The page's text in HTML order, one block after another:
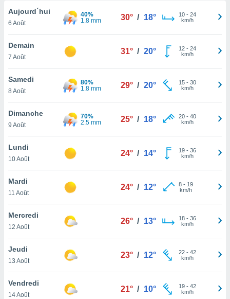
et
»,
au
vous
ou
de
ainsi
un
du
en
Aujourd´hui
6 Août
40%
1.8 mm
30° / 18° 10- 24
km/h
Demain
7 Août
31° / 20° 12- 24
km/h
Samedi
8 Août
80%
1.8 mm
29° / 20° 15- 30
km/h
Dimanche
9 Août
70%
2.5 mm
25° / 18° 20- 40
km/h
Lundi
10 Août
24° / 14° 19- 36
km/h
Mardi
11 Août
24° / 12° 8- 19
km/h
Mercredi
12 Août
26° / 13° 18- 36
km/h
Jeudi
13 Août
23° / 12° 22- 42
km/h
Vendredi
14 Août
21° / 10° 19- 42
km/h